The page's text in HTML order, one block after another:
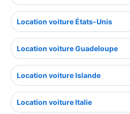
Location voiture États-Unis
Location voiture Guadeloupe
Location voiture Islande
Location voiture Italie